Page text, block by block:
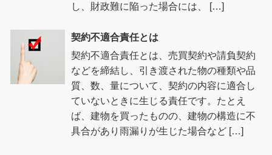
し、財政難に陥った場合には、 […]
契約不適合責任とは
契約不適合責任とは、売買契約や請負契約
などを締結し、引き渡された物の種類や品
質、数、量について、契約の内容に適合し
ていないときに生じる責任です。たとえ
ば、建物を買ったものの、建物の構造に不
具合があり雨漏りが生じた場合など […]